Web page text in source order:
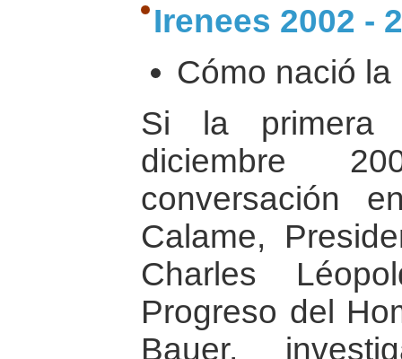
Irenees 2002 -
Cómo nació
Si la primera
diciembre
conversación
Calame,
Charles
Progreso del
Bauer,